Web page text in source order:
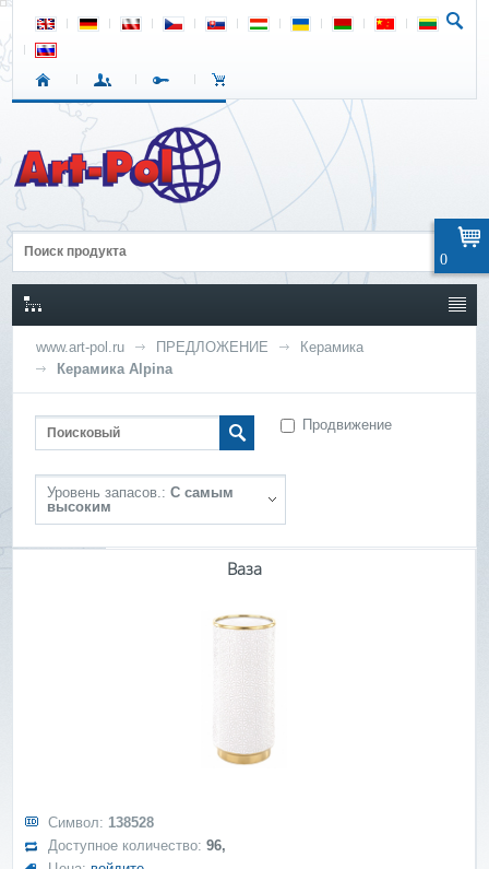
www.art-pol.ru ПРЕДЛОЖЕНИЕ
Керамика
Керамика Alpina
Продвижение
Уровень запасов.: С самым
высоким
Ваза
Символ: 138528
Доступное количество:96,
0